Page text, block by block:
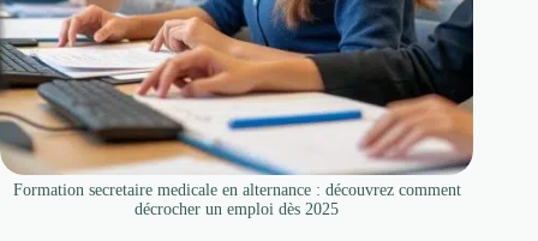
Formation secretaire medicale en alternance : découvrez comment
décrocher un emploi dès 2025